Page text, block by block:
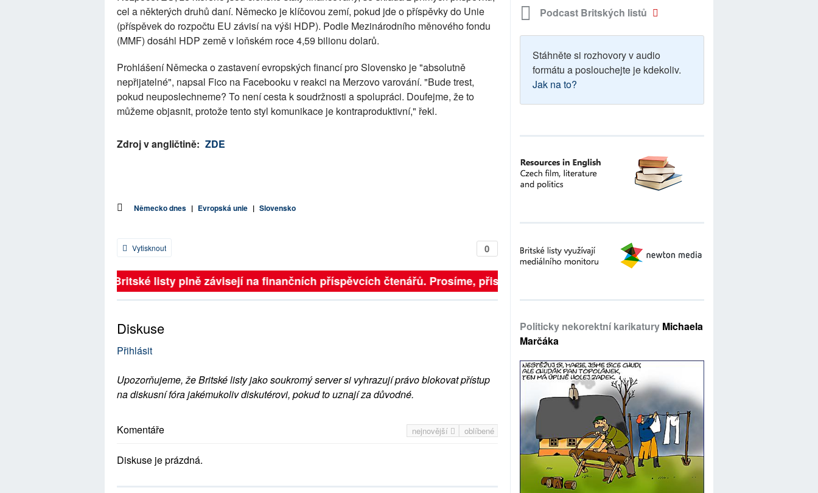
cel a některých druhů daní. Německo je klíčovou zemí, pokud jde o příspěvky do Unie
(příspěvek do rozpočtu EU závisí na výši HDP). Podle Mezinárodního měnového fondu
(MMF) dosáhl HDP země v loňském roce 4,59 bilionu dolarů.
Prohlášení Německa o zastavení evropských financí pro Slovensko je "absolutně
nepřijatelné", napsal Fico na Facebooku v reakci na Merzovo varování. "Bude trest,
pokud neuposlechneme? To není cesta k soudržnosti a spolupráci. Doufejme, že to
můžeme objasnit, protože tento styl komunikace je kontraproduktivní," řekl.
Zdroj v angličtině: ZDE
Německo dnes | Evropská unie | Slovensko
0
Vytisknout
Britské listy plně závisejí na finančních příspěvcích čtenářů. Prosíme, přispějte. ➥
Diskuse
Přihlásit
Upozorňujeme, že Britské listy jako soukromý server si vyhrazují právo blokovat přístup
na diskusní fóra jakémukoliv diskutérovi, pokud to uznají za důvodné.
nejnovější oblíbené
Komentáře
Diskuse je prázdná.
Podcast Britských listů
Stáhněte si rozhovory v audio
formátu a poslouchejte je kdekoliv.
Jak na to?
Politicky nekorektní karikatury Michaela
Marčáka